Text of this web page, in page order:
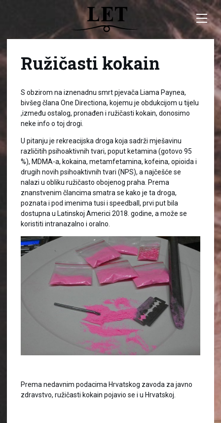
Ružičasti kokain
S obzirom na iznenadnu smrt pjevača Liama Paynea,
bivšeg člana One Directiona, kojemu je obdukcijom u tijelu
,između ostalog, pronađen i ružičasti kokain, donosimo
neke info o toj drogi.
U pitanju je rekreacijska droga koja sadrži mješavinu
različitih psihoaktivnih tvari, poput ketamina (gotovo 95
%), MDMA-a, kokaina, metamfetamina, kofeina, opioida i
drugih novih psihoaktivnih tvari (NPS), a najčešće se
nalazi u obliku ružičasto obojenog praha. Prema
znanstvenim člancima smatra se kako je ta droga,
poznata i pod imenima tusi i speedball, prvi put bila
dostupna u Latinskoj Americi 2018. godine, a može se
koristiti intranazalno i oralno.
Prema nedavnim podacima Hrvatskog zavoda za javno
zdravstvo, ružičasti kokain pojavio se i u Hrvatskoj.